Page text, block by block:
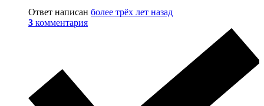
Ответ написан более трёх лет назад
3 комментария